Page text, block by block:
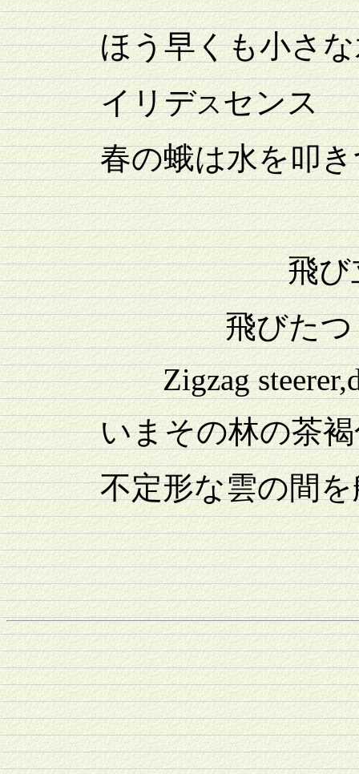
ほう早くも小さな
イリデスセンス
春の蛾は水を叩き
飛び
飛び立
飛びたつ
Zigzag
いまその林の茶褐
不定形な雲の間を